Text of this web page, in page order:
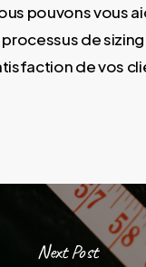
pouvons vous
de sizing
de vos
Next Post